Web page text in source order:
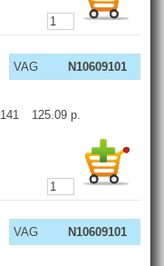
VAG
N10609101
141 125.09 р.
VAG
N10609101